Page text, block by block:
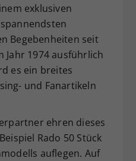
exklusiven
Begebenheiten seit
1974 ausführlich
es ein breites
und Fanartikeln
ehren dieses
Rado 50 Stück
auflegen. Auf